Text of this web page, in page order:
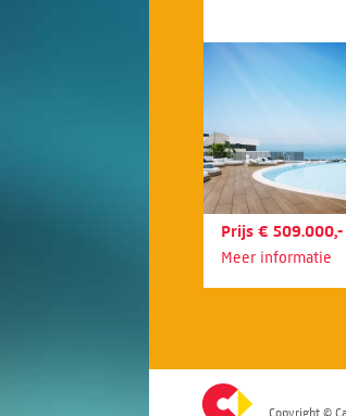
Prijs € 509.000,-
Meer informatie
Copyright ©